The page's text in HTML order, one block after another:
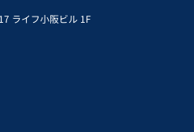
ライフ小阪ビル 1F